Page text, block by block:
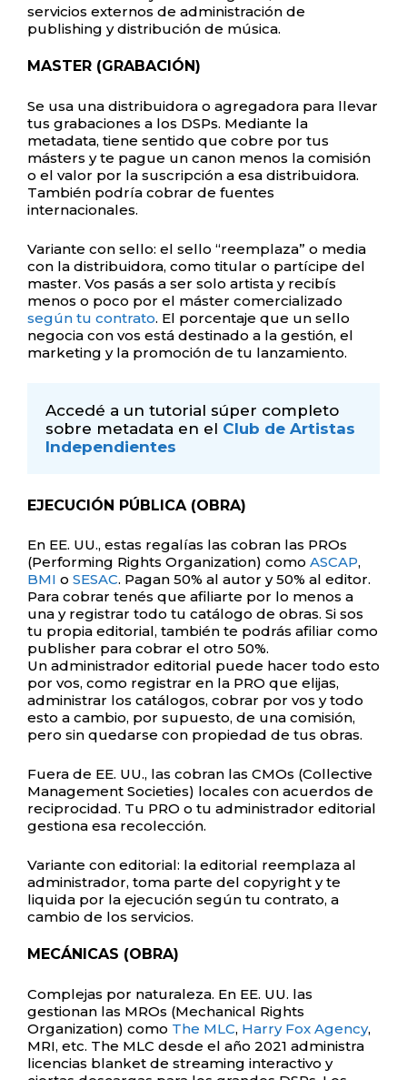
servicios externos de administración de
publishing y distribución de música.
MASTER (GRABACIÓN)
Se usa una distribuidora o agregadora para llevar
tus grabaciones a los DSPs. Mediante la
metadata, tiene sentido que cobre por tus
másters y te pague un canon menos la comisión
o el valor por la suscripción a esa distribuidora.
También podría cobrar de fuentes
internacionales.
Variante con sello: el sello “reemplaza” o media
con la distribuidora, como titular o partícipe del
master. Vos pasás a ser solo artista y recibís
menos o poco por el máster comercializado
según tu contrato. El porcentaje que un sello
negocia con vos está destinado a la gestión, el
marketing y la promoción de tu lanzamiento.
Accedé a un tutorial súper completo
sobre metadata en el Club de Artistas
Independientes
EJECUCIÓN PÚBLICA (OBRA)
En EE. UU., estas regalías las cobran las PROs
(Performing Rights Organization) como ASCAP,
BMI o SESAC. Pagan 50% al autor y 50% al editor.
Para cobrar tenés que afiliarte por lo menos a
una y registrar todo tu catálogo de obras. Si sos
tu propia editorial, también te podrás afiliar como
publisher para cobrar el otro 50%.
Un administrador editorial puede hacer todo esto
por vos, como registrar en la PRO que elijas,
administrar los catálogos, cobrar por vos y todo
esto a cambio, por supuesto, de una comisión,
pero sin quedarse con propiedad de tus obras.
Fuera de EE. UU., las cobran las CMOs (Collective
Management Societies) locales con acuerdos de
reciprocidad. Tu PRO o tu administrador editorial
gestiona esa recolección.
Variante con editorial: la editorial reemplaza al
administrador, toma parte del copyright y te
liquida por la ejecución según tu contrato, a
cambio de los servicios.
MECÁNICAS (OBRA)
Complejas por naturaleza. En EE. UU. las
gestionan las MROs (Mechanical Rights
Organization) como The MLC, Harry Fox Agency,
MRI, etc. The MLC desde el año 2021 administra
licencias blanket de streaming interactivo y